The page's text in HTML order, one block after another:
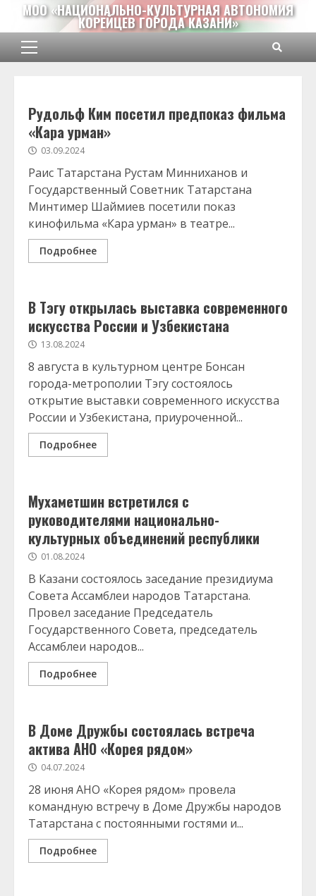
Перейти
содержимому
МОО «НАЦИОНАЛЬНО-КУЛЬТУРНАЯ АВТОНОМИЯ
КОРЕЙЦЕВ ГОРОДА КАЗАНИ»
Основное
Рудольф Ким посетил предпоказ фильма
«Кара урман»
03.09.2024
Раис Татарстана Рустам Минниханов и
Государственный Советник Татарстана
Минтимер Шаймиев посетили показ
кинофильма «Кара урман» в театре...
Подробнее
В Тэгу открылась выставка современного
искусства России и Узбекистана
13.08.2024
8 августа в культурном центре Бонсан
города-метрополии Тэгу состоялось
открытие выставки современного искусства
России и Узбекистана, приуроченной...
Подробнее
Мухаметшин встретился с
руководителями национально-
культурных объединений республики
01.08.2024
В Казани состоялось заседание президиума
Совета Ассамблеи народов Татарстана.
Провел заседание Председатель
Государственного Совета, председатель
Ассамблеи народов...
Подробнее
В Доме Дружбы состоялась встреча
актива АНО «Корея рядом»
04.07.2024
28 июня АНО «Корея рядом» провела
командную встречу в Доме Дружбы народов
Татарстана с постоянными гостями и...
Подробнее